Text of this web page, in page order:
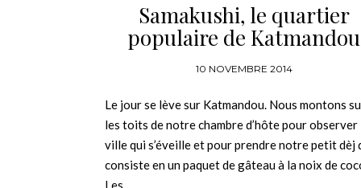
Samakushi, le quartier
populaire de Katmandou
10 NOVEMBRE 2014
Le jour se lève sur Katmandou. Nous montons
les toits de notre chambre d’hôte pour observer
ville qui s’éveille et pour prendre notre petit dèj
consiste en un paquet de gâteau à la noix de
Les…